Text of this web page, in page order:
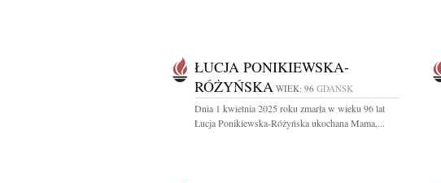
ŁUCJA PONIKIEWSKA-
RÓŻYŃSKA WIEK: 96 GDAŃSK
Dnia 1 kwietnia 2025 roku zmarła w wieku 96 lat
Łucja Ponikiewska-Różyńska ukochana Mama,...